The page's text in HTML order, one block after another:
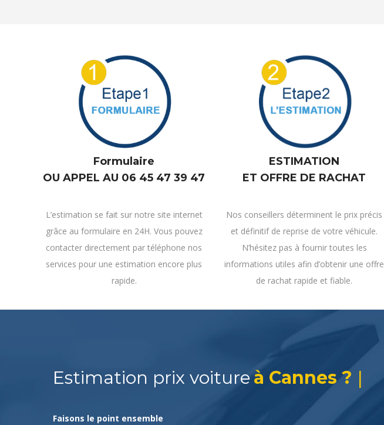
Formulaire
OU APPEL AU 06 45 47 39 47
L’estimation se fait sur notre site internet
grâce au formulaire en 24H. Vous pouvez
contacter directement par téléphone nos
services pour une estimation encore plus
rapide.
ESTIMATION
ET OFFRE DE RACHAT
Nos conseillers déterminent le prix précis
et définitif de reprise de votre véhicule.
N’hésitez pas à fournir toutes les
informations utiles afin d’obtenir une offre
de rachat rapide et fiable.
Estimation prix voitureà C|
Faisons le point ensemble